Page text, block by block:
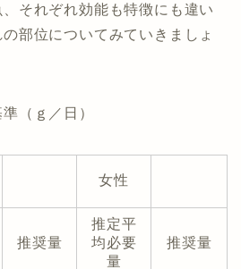
それぞれ効能も特徴にも違い
部位についてみていきましょ
（ｇ／日）
女性
推奨量
推定平
均必要
量
推奨量